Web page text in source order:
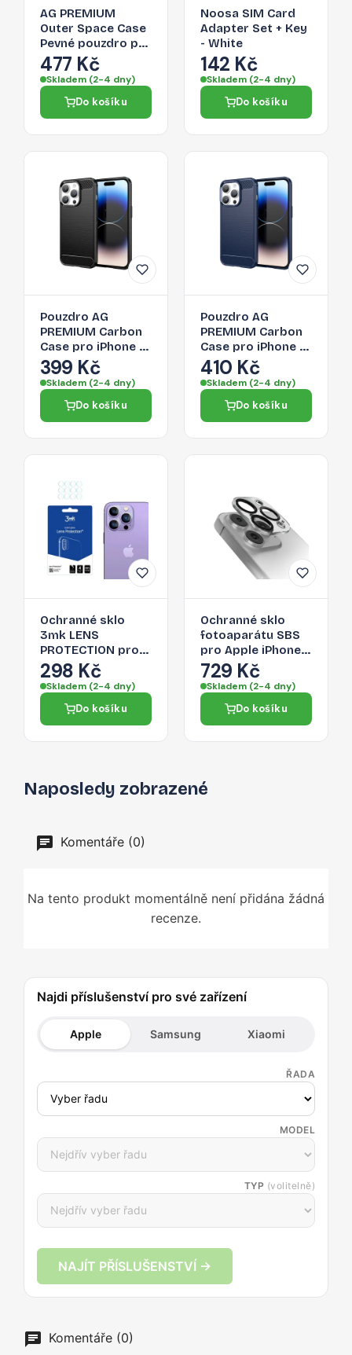
AG PREMIUM
Outer Space Case
Pevné pouzdro pro
iPhone 14 Pro Max
s gelovým
rámečkem červené
477 Kč
Skladem (2-4 dny)
Do košíku
Noosa SIM Card
Adapter Set + Key
- White
142 Kč
Skladem (2-4 dny)
Do košíku
Pouzdro AG
PREMIUM Carbon
Case pro iPhone 14
Pro Max - černé
399 Kč
Skladem (2-4 dny)
Do košíku
Pouzdro AG
PREMIUM Carbon
Case pro iPhone 14
Pro Max - modré
410 Kč
Skladem (2-4 dny)
Do košíku
Ochranné sklo
3mk LENS
PROTECTION pro
iPhone 14 Pro Max
/ 14 Pro - pro zadní
kameru
298 Kč
Skladem (2-4 dny)
Do košíku
Ochranné sklo
fotoaparátu SBS
pro Apple iPhone
14 Pro Max
729 Kč
Skladem (2-4 dny)
Do košíku
Naposledy zobrazené
Komentáře (0)
Na tento produkt momentálně není přidána žádná
recenze.
Najdi příslušenství pro své zařízení
Apple Samsung Xiaomi
ŘADA
MODEL
TYP (volitelně)
NAJÍT PŘÍSLUŠENSTVÍ →
Komentáře (0)